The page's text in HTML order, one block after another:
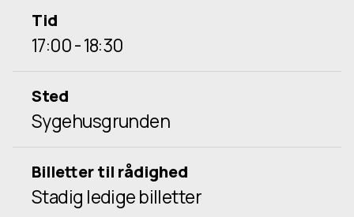
Tid
17:00 - 18:30
Sted
Sygehusgrunden
Billetter til rådighed
Stadig ledige billetter